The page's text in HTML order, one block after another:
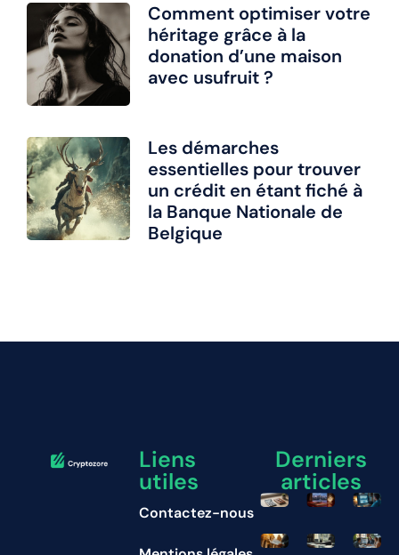
Comment optimiser votre
héritage grâce à la
donation d’une maison
avec usufruit ?
Les démarches
essentielles pour trouver
un crédit en étant fiché à
la Banque Nationale de
Belgique
Liens
utiles
Contactez-nous
Derniers
articles